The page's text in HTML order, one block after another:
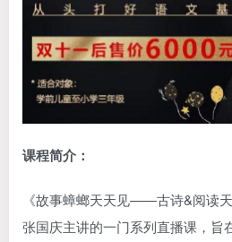
课程简介：
《故事蟑螂天天见——古诗&阅读
张国庆主讲的一门系列直播课，旨